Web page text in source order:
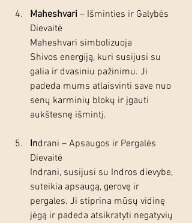
Maheshvari – Išminties ir Galybės
Dievaitė
Maheshvari simbolizuoja
Shivos energiją, kuri susijusi su
galia ir dvasiniu pažinimu. Ji
padeda mums atlaisvinti save nuo
senų karminių blokų ir įgauti
aukštesnę išmintį.
Indrani – Apsaugos ir Pergalės
Dievaitė
Indrani, susijusi su Indros dievybe,
suteikia apsaugą, gerovę ir
pergales. Ji stiprina mūsų vidinę
jėgą ir padeda atsikratyti negatyvių